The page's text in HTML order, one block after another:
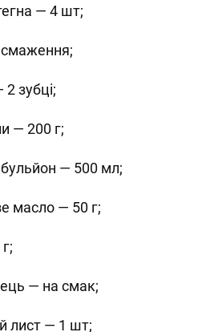
— 4 шт;
смаження;
зубці;
— 200 г;
— 500 мл;
масло — 50 г;
— на смак;
лист — 1 шт;